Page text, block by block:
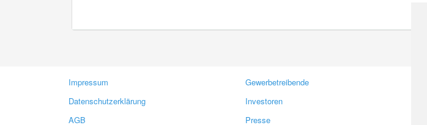
Impressum
Datenschutzerklärung
AGB
Gewerbetreibende
Investoren
Presse